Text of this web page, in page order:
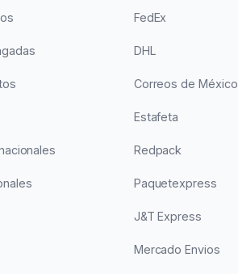
FedEx
DHL
Correos de México
Estafeta
Redpack
Paquetexpress
J&T Express
Mercado Envios